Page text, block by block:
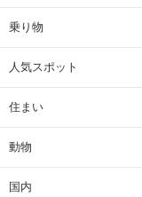
乗り物
人気スポット
住まい
動物
国内